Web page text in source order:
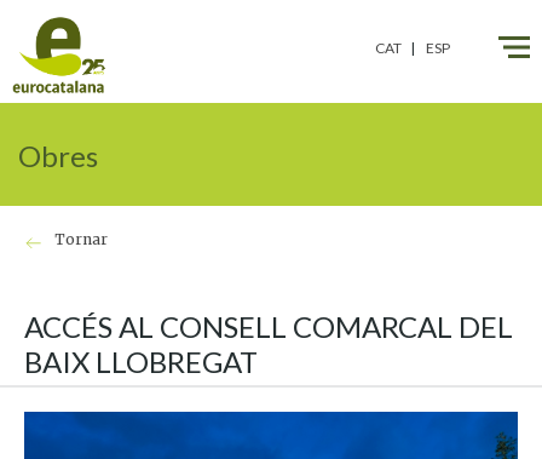
Obres
Tornar
ACCÉS AL CONSELL COMARCAL DEL
BAIX LLOBREGAT
CAT ESP